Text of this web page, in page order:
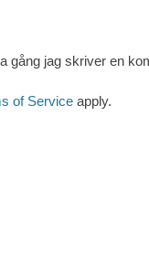
gång jag skriver en
of Service apply.